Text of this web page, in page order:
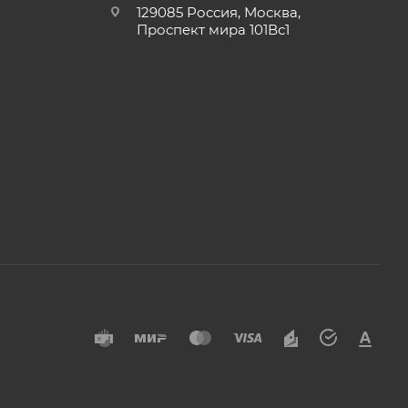
129085 Россия, Москва,
Проспект мира 101Вс1